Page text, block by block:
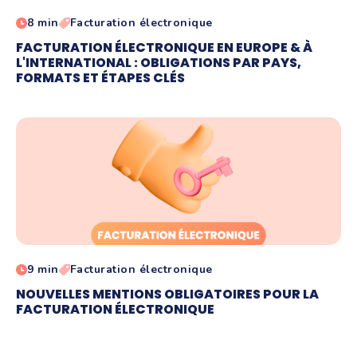
8 min Facturation électronique
FACTURATION ÉLECTRONIQUE EN EUROPE & À
L'INTERNATIONAL : OBLIGATIONS PAR PAYS,
FORMATS ET ÉTAPES CLÉS
9 min Facturation électronique
NOUVELLES MENTIONS OBLIGATOIRES POUR LA
FACTURATION ÉLECTRONIQUE